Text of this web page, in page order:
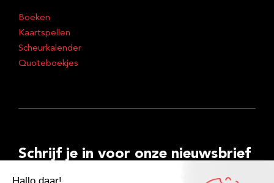
Boeken
Kaartspellen
Scheurkalender
Quoteboekjes
Schrijf je in voor onze nieuwsbrief